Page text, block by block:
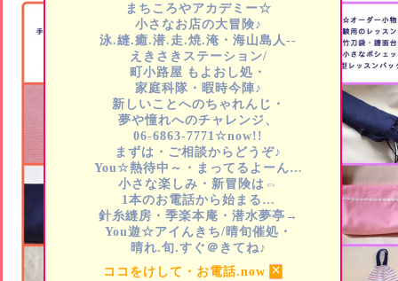
まちころやアカデミー☆
小さなお店の大冒険♪
泳.縫.癒.潜.走.焼.淹・海山島人--
えきさきステーション/
町小路屋 もよおし処・
家庭科隊・暇時今陣♪
新しいことへのちゃれんじ・
夢や憧れへのチャレンジ、
06-6863-7771☆now!!
まずは・ご相談からどうぞ♪
You☆熱待中～・まってるよーん…
小さな楽しみ・新冒険は⇔
1本のお電話から始まる…
針糸縫房・季楽本庵・潜水夢亭→
You遊☆アイんきち/晴旬催処・
晴れ.旬.すぐ＠きてね♪
ココをけして・お電話.now ×